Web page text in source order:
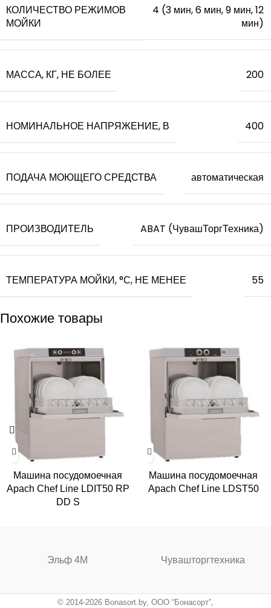
КОЛИЧЕСТВО РЕЖИМОВ
МОЙКИ
4 (3 мин, 6 мин, 9 мин, 12
мин)
МАССА, КГ, НЕ БОЛЕЕ 200
НОМИНАЛЬНОЕ НАПРЯЖЕНИЕ, В 400
ПОДАЧА МОЮЩЕГО СРЕДСТВА автоматическая
ПРОИЗВОДИТЕЛЬ ABAT (ЧувашТоргТехника)
ТЕМПЕРАТУРА МОЙКИ, °С, НЕ МЕНЕЕ 55
Похожие товары
Машина посудомоечная
Apach Chef Line LDIT50 RP
DD S
Машина посудомоечная
Apach Chef Line LDST50
Эльф 4М Чувашторгтехника
© 2014-2026 Bonasort.by, ООО “Бонасорт”,